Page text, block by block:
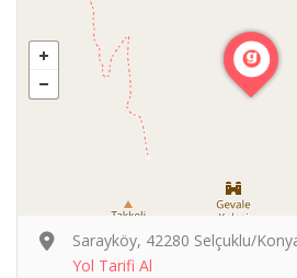
Sarayköy, 42280 Selçuklu/
Yol Tarifi Al